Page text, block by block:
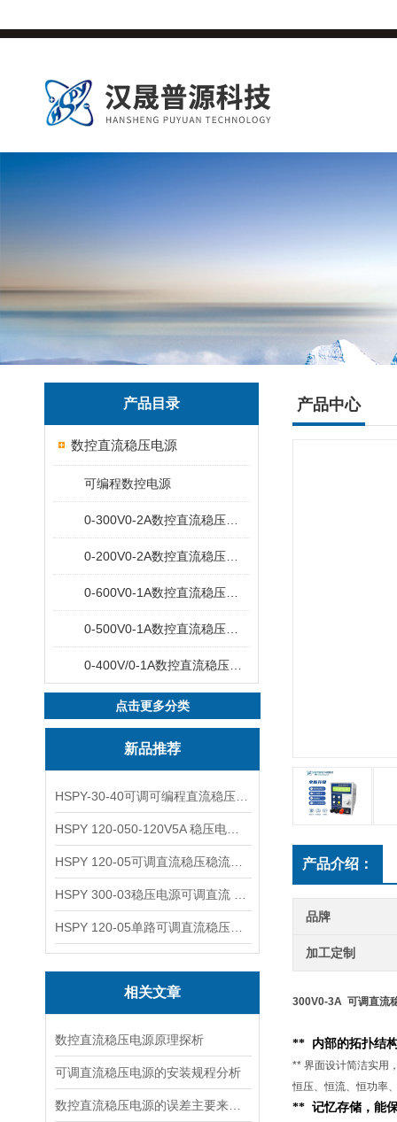
产品目录
数控直流稳压电源
可编程数控电源
点击更多分类
新品推荐
相关文章
数控直流稳压电源原理探析
可调直流稳压电源的安装规程分析
产品中心
产品介绍：
品牌
加工定制
300V0-3A 可调直流
** 内部的拓扑结
** 界面设计简洁实用
恒压、恒流、恒功率
** 记忆存储，能